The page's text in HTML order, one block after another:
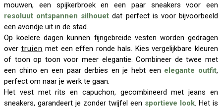
mouwen, een spijkerbroek en een paar sneakers voor een
resoluut ontspannen silhouet dat perfect is voor bijvoorbeeld
een avondje uit in de stad.
Op koelere dagen kunnen fijngebreide vesten worden gedragen
over truien met een effen ronde hals. Kies vergelijkbare kleuren
of toon op toon voor meer elegantie. Combineer de twee met
een chino en een paar derbies en je hebt een elegante outfit,
perfect om naar je werk te gaan.
Het vest met rits en capuchon, gecombineerd met jeans en
sneakers, garandeert je zonder twijfel een sportieve look. Het is